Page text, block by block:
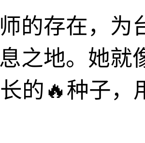
的存在，为
之地。她就
的🔥种子，